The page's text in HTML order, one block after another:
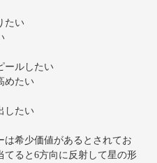
たい
ールしたい
めたい
したい
は希少価値があるとされてお
てると6方向に反射して星の形